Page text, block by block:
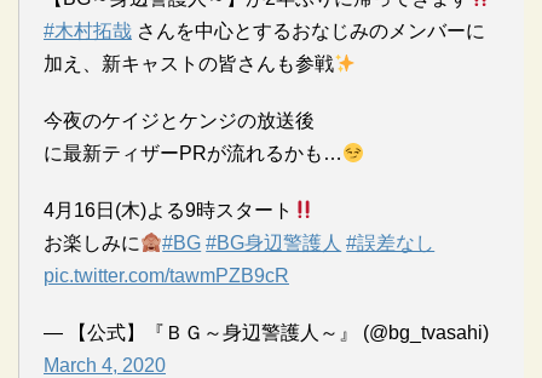
#木村拓哉 さんを中心とするおなじみのメンバーに
加え、新キャストの皆さんも参戦
今夜のケイジとケンジの放送後
に最新ティザーPRが流れるかも…
4月16日(木)よる9時スタート
お楽しみに
#BG #BG身辺警護人 #誤差なし
pic.twitter.com/tawmPZB9cR
— 【公式】『ＢＧ～身辺警護人～』 (@bg_tvasahi)
March 4, 2020